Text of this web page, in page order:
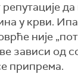
у крви.
није
зависи од
припрема.